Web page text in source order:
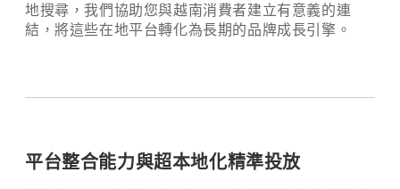
地搜尋，我們協助您與越南消費者建立有意義的連
結，將這些在地平台轉化為長期的品牌成長引擎。
平台整合能力與超本地化精準投放